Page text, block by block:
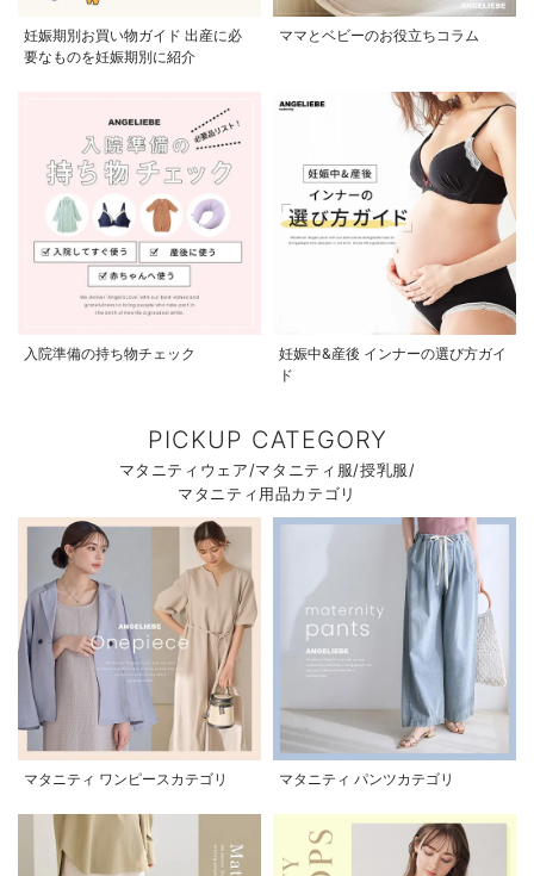
妊娠期別お買い物ガイド 出産に必
要なものを妊娠期別に紹介
ママとベビーのお役立ちコラム
入院準備の持ち物チェック
妊娠中&産後 インナーの選び方ガイ
ド
PICKUP CATEGORY
マタニティウェア/マタニティ服/授乳服/
マタニティ用品カテゴリ
マタニティ ワンピースカテゴリ マタニティ パンツカテゴリ